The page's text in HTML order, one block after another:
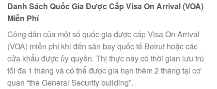
Danh Sách Quốc Gia Được Cấp Visa On Arrival (VOA)
Miễn Phí
Công dân của một số quốc gia được cấp Visa On Arrival
(VOA) miễn phí khi đến sân bay quốc tế Beirut hoặc các
cửa khẩu được ủy quyền. Thị thực này có thời gian lưu trú
tối đa 1 tháng và có thể được gia hạn thêm 2 tháng tại cơ
quan “the General Security building”.